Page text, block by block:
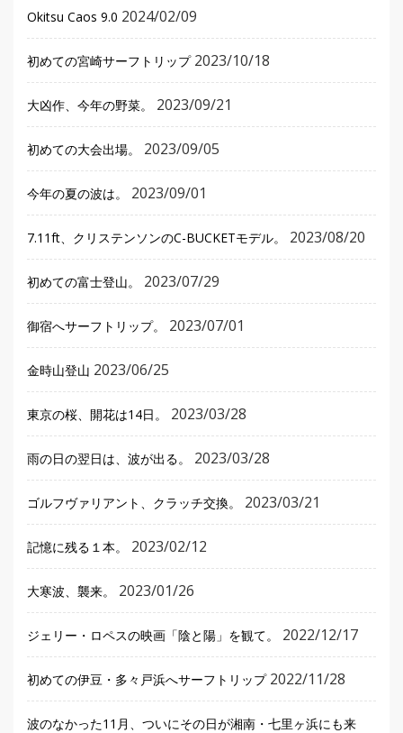
Okitsu Caos 9.0 2024/02/09
初めての宮崎サーフトリップ 2023/10/18
大凶作、今年の野菜。 2023/09/21
初めての大会出場。 2023/09/05
今年の夏の波は。 2023/09/01
7.11ft、クリステンソンのC-BUCKETモデル。 2023/08/20
初めての富士登山。 2023/07/29
御宿へサーフトリップ。 2023/07/01
金時山登山 2023/06/25
東京の桜、開花は14日。 2023/03/28
雨の日の翌日は、波が出る。 2023/03/28
ゴルフヴァリアント、クラッチ交換。 2023/03/21
記憶に残る１本。 2023/02/12
大寒波、襲来。 2023/01/26
ジェリー・ロペスの映画「陰と陽」を観て。 2022/12/17
初めての伊豆・多々戸浜へサーフトリップ 2022/11/28
波のなかった11月、ついにその日が湘南・七里ヶ浜にも来